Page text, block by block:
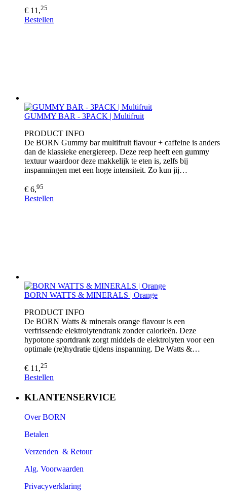
€ 11,25
Bestellen
GUMMY BAR - 3PACK | Multifruit
PRODUCT INFO
De BORN Gummy bar multifruit flavour + caffeine is anders
dan de klassieke energiereep. Deze reep heeft een gummy
textuur waardoor deze makkelijk te eten is, zelfs bij
inspanningen met een hoge intensiteit. Zo kun jij…
€ 6,95
Bestellen
BORN WATTS & MINERALS | Orange
PRODUCT INFO
De BORN Watts & minerals orange flavour is een
verfrissende elektrolytendrank zonder calorieën. Deze
hypotone sportdrank zorgt middels de elektrolyten voor een
optimale (re)hydratie tijdens inspanning. De Watts &…
€ 11,25
Bestellen
KLANTENSERVICE
Over BORN
Betalen
Verzenden & Retour
Alg. Voorwaarden
Privacyverklaring